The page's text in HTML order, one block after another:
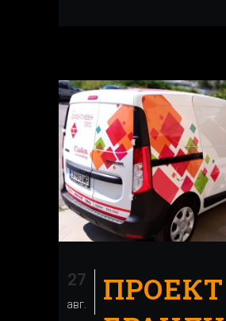
27
авг.